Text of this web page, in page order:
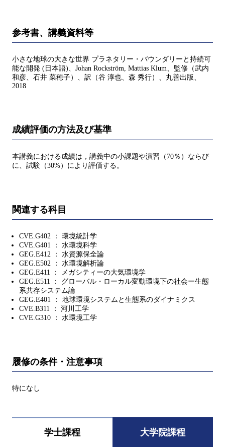
参考書、講義資料等
小さな地球の大きな世界 プラネタリー・バウンダリーと持続可
能な開発 (日本語)、Johan Rockström, Mattias Klum、監修（武内
和彦、石井 菜穂子）、訳（谷 淳也、森 秀行）、丸善出版、
2018
成績評価の方法及び基準
本講義における成績は，講義中の小課題や演習（70％）ならび
に、試験（30%）により評価する。
関連する科目
CVE.G402 ： 環境統計学
CVE.G401 ： 水環境科学
GEG.E412 ： 水資源保全論
GEG.E502 ： 水環境解析論
GEG.E411 ： メガシティーの大気環境学
GEG.E511 ： グローバル・ローカル変動環境下の社会ー生態
系共存システム論
GEG.E401 ： 地球環境システムと生態系のダイナミクス
CVE.B311 ： 河川工学
CVE.G310 ： 水環境工学
履修の条件・注意事項
特になし
学士課程 大学院課程